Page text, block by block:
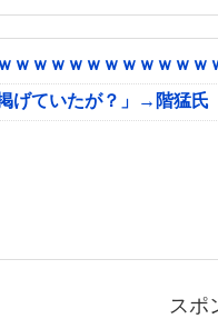
ｗｗｗｗｗｗｗｗｗ
ていたが？」→階猛氏
スポ